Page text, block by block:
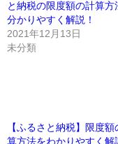
と納税の限度額の計算方
分かりやすく解説！
2021年12月13日
未分類
【ふるさと納税】限度額
算方法をわかりやすく解